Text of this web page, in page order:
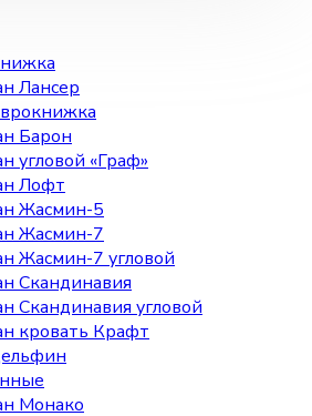
Лансер
Барон
угловой «Граф»
Лофт
Жасмин-5
Жасмин-7
Жасмин-7 угловой
Скандинавия
Скандинавия угловой
кровать Крафт
Монако